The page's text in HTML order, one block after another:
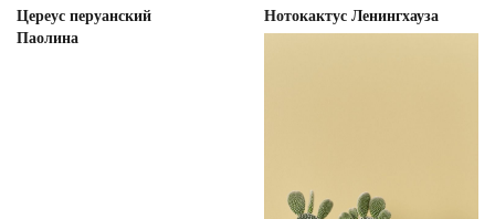
Цереус перуанский
Паолина
Нотокактус Ленингхауза